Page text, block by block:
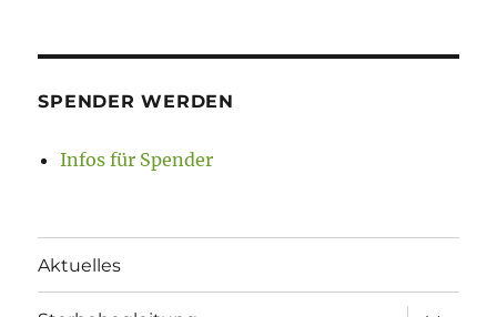
SPENDER WERDEN
Infos für Spender
Aktuelles